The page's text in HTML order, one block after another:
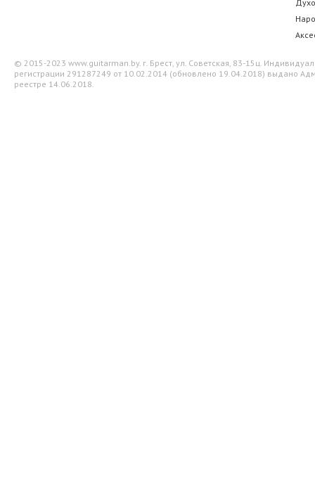
© 2015-2023 www.guitarman.by. г. Брест, ул. Советская, 83-15ц.
регистрации 291287249 от 10.02.2014 (обновлено 19.04.2018) выдано
реестре 14.06.2018.